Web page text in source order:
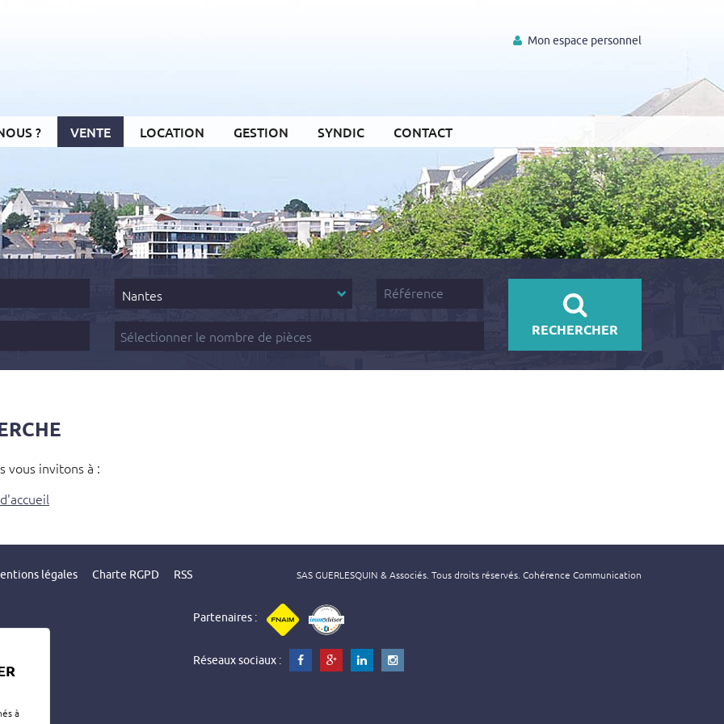
Mon espace personnel
? VENTE LOCATION GESTION SYNDIC CONTACT
Nantes Référence
Nombre
de
RECHERCHER
vous invitons à :
légales Charte RGPD RSS SAS GUERLESQUIN & Associés. Tous droits réservés. Cohérence Communication
Partenaires :
Réseaux sociaux :
à